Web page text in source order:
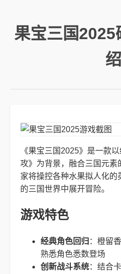
果宝三国
绍
《果宝三国2025》是一款
攻》为背景，融合三国元素
家将操控各种水果拟人化的
的三国世界中展开冒险。
游戏特色
经典角色回归 ：橙留
熟悉角色悉数登场
创新战斗系统：结合